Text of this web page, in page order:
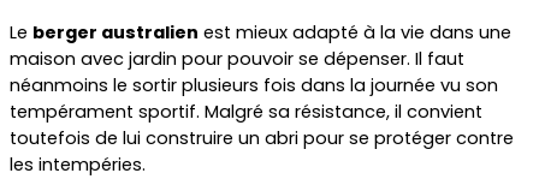
Le berger australien est mieux adapté à la vie dans une
maison avec jardin pour pouvoir se dépenser. Il faut
néanmoins le sortir plusieurs fois dans la journée vu son
tempérament sportif. Malgré sa résistance, il convient
toutefois de lui construire un abri pour se protéger contre
les intempéries.